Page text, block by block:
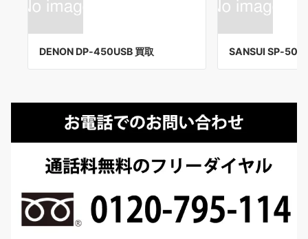
DENON DP-450USB 買取 SANSUI SP-